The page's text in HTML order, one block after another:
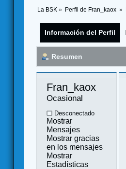
La BSK » Perfil de Fran_kaox »
Información del Perfil
Resumen
Fran_kaox
Ocasional
Desconectado
Mostrar
Mensajes
Mostrar gracias
en los mensajes
Mostrar
Estadísticas